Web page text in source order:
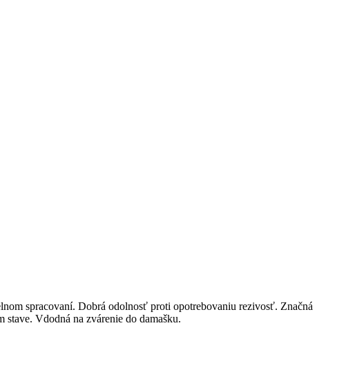
spracovaní. Dobrá odolnosť proti opotrebovaniu rezivosť. Značná
Vdodná na zvárenie do damašku.